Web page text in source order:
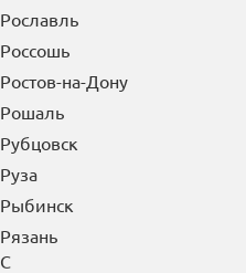
Рославль
Россошь
Ростов-на-Дону
Рошаль
Рубцовск
Руза
Рыбинск
Рязань
С